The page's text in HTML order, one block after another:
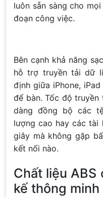
luôn sẵn sàng cho
đoạn công việc.
Bên cạnh khả năng
hỗ trợ truyền tải dữ
định giữa iPhone,
để bàn. Tốc độ truyền
dàng đồng bộ các
lượng cao hay các tài
giây mà không gặp
kết nối nào.
Chất liệu
kế thông